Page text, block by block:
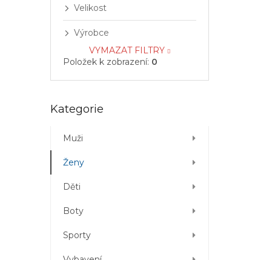
Velikost
Výrobce
VYMAZAT FILTRY
Položek k zobrazení: 0
Přeskočit
Kategorie
Muži
Ženy
Děti
Boty
Sporty